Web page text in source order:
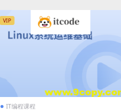
VIP
IT编程课程